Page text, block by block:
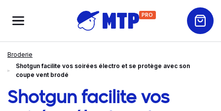
PRO
Broderie
Shotgun facilite vos soirées électro et se protège avec son
coupe vent brodé
Shotgun facilite vos